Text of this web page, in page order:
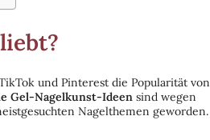
und Pinterest die Popularität von
Gel-Nagelkunst-Ideen sind wegen
Nagelthemen geworden.